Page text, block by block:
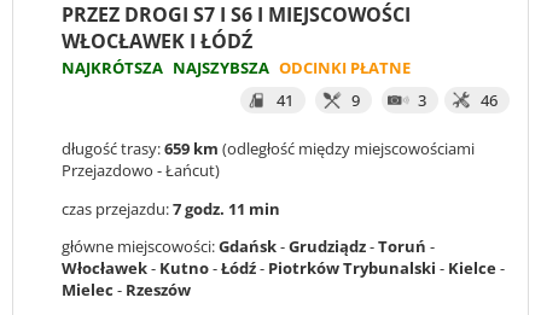
PRZEZ DROGI S7 I S6 I MIEJSCOWOŚCI
WŁOCŁAWEK I ŁÓDŹ
NAJKRÓTSZA NAJSZYBSZA ODCINKI PŁATNE
41
9 3 46
długość trasy:659 km (odległość między miejscowościami
Przejazdowo - Łańcut)
czas przejazdu:7 godz. 11 min
główne miejscowości:Gdańsk-Grudziądz-Toruń -
Włocławek- Kutno-Łódź- Piotrków Trybunalski - Kielce-
Mielec - Rzeszów